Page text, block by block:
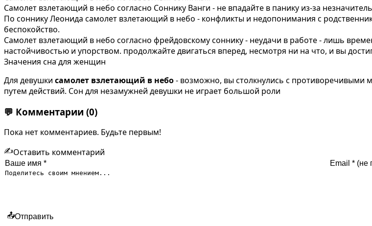
Самолет взлетающий в небо согласно Соннику Ванги - не впадайте в панику из-за
По соннику Леонида самолет взлетающий в небо - конфликты и недопонимания с
беспокойство.
Самолет взлетающий в небо согласно фрейдовскому соннику - неудачи в работе - лишь
настойчивостью и упорством. продолжайте двигаться вперед, несмотря ни на что, и вы
Значения сна для женщин
Для девушки самолет взлетающий в небо- возможно, вы столкнулись с противоречивыми
путем действий. Сон для незамужней девушки не играет большой роли
💬 Комментарии (0)
Пока нет комментариев. Будьте первым!
✍️Оставить комментарий
📤Отправить